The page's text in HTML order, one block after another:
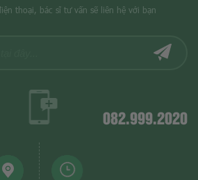
thoại, bác sĩ tư vấn sẽ liên hệ với bạn
082.999.2020